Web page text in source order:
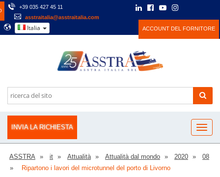
+39 035 427 45 11
asstraitalia@asstraitalia.com
Italia ACCOUNT DEL FORNITORE
INVIA LA RICHIESTA
ASSTRA it Attualità Attualità dal mondo 2020
08
Ripartono i lavori del microtunnel del porto di Livorno